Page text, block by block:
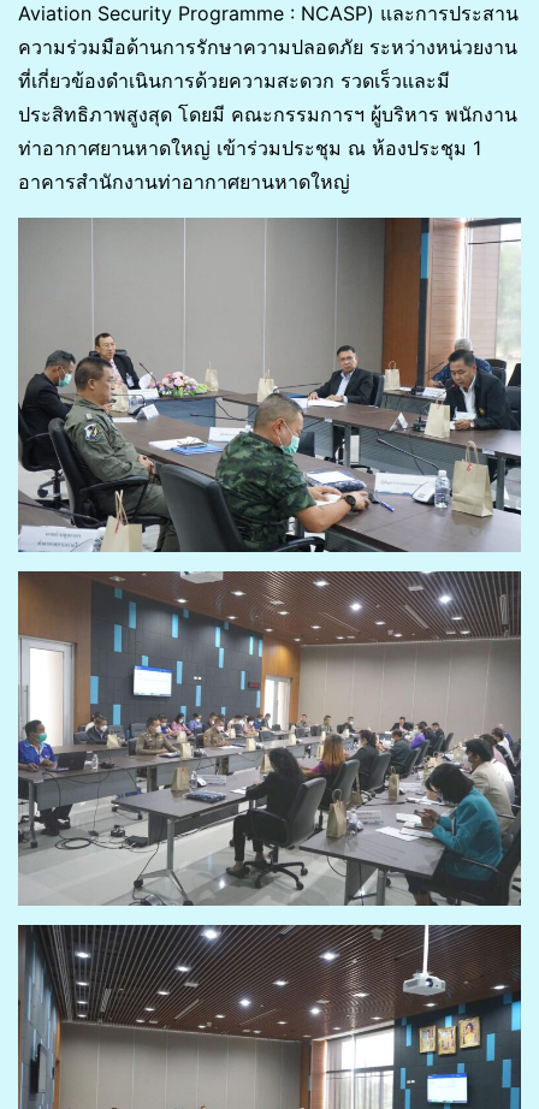
Aviation Security Programme : NCASP) และการประสาน
ความร่วมมือด้านการรักษาความปลอดภัย ระหว่างหน่วยงาน
ที่เกี่ยวข้องดำเนินการด้วยความสะดวก รวดเร็วและมี
ประสิทธิภาพสูงสุด โดยมี คณะกรรมการฯ ผู้บริหาร พนักงาน
ท่าอากาศยานหาดใหญ่ เข้าร่วมประชุม ณ ห้องประชุม 1
อาคารสำนักงานท่าอากาศยานหาดใหญ่